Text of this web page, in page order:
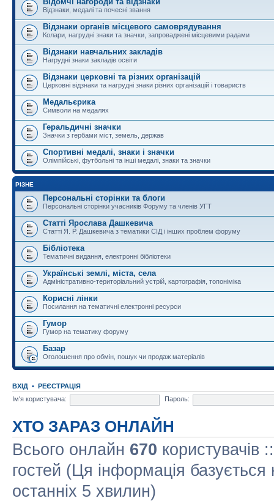
Відзнаки, медалі та почесні звання
Відзнаки органів місцевого самоврядування
Колари, нагрудні знаки та значки, запроваджені місцевими радами
Відзнаки навчальних закладів
Нагрудні знаки закладів освіти
Відзнаки церковні та різних організацій
Церковні відзнаки та нагрудні знаки різних організацій і товариств
Медальєрика
Символи на медалях
Геральдичні значки
Значки з гербами міст, земель, держав
Спортивні медалі, знаки і значки
Олімпійські, футбольні та інші медалі, знаки та значки
РІЗНЕ
Персональні сторінки та блоги
Персональні сторінки учасників Форуму та членів УГТ
Статті Ярослава Дашкевича
Статті Я. Р. Дашкевича з тематики СІД і інших проблем форуму
Бібліотека
Тематичні видання, електронні бібліотеки
Українські землі, міста, села
Адміністративно-територіальний устрій, картографія, топоніміка
Корисні лінки
Посилання на тематичні електронні ресурси
Гумор
Гумор на тематику форуму
Базар
Оголошення про обмін, пошук чи продаж матеріалів
ВХІД • РЕЄСТРАЦІЯ
Ім'я користувача:
Пароль:
ХТО ЗАРАЗ ОНЛАЙН
Всього онлайн 670 користувачів
гостей (Ця інформація базується
останніх 5 хвилин)